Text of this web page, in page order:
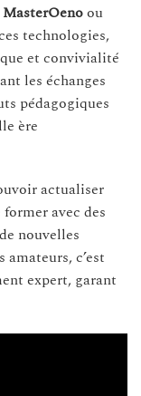
MasterOenoou
technologies,
et convivialité
les échanges
pédagogiques
ère
actualiser
avec des
nouvelles
c’est
expert, garant